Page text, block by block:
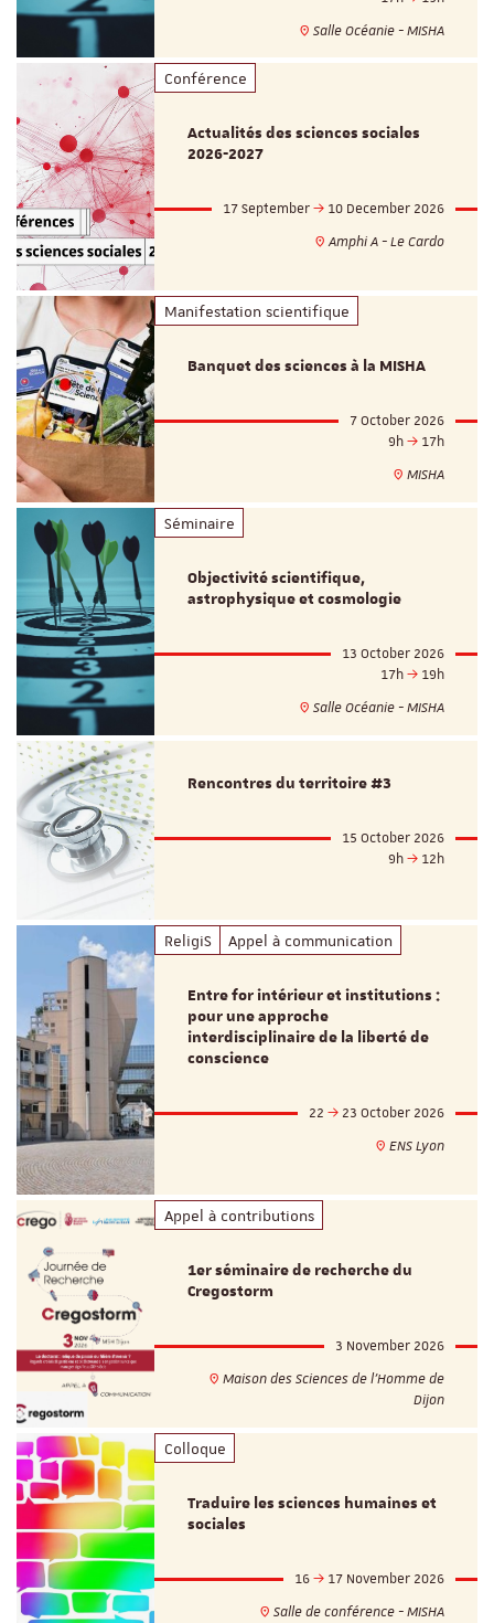
Salle Océanie - MISHA
Conférence
Actualités des sciences sociales
2026-2027
17 September
10 December 2026
Amphi A - Le Cardo
Manifestation scientifique
Banquet des sciences à la MISHA
7 October 2026
9h
17h
MISHA
Séminaire
Objectivité scientifique,
astrophysique et cosmologie
13 October 2026
17h
19h
Salle Océanie - MISHA
Rencontres du territoire #3
15 October 2026
9h
12h
ReligiS Appel à communication
Entre for intérieur et institutions :
pour une approche
interdisciplinaire de la liberté de
conscience
22
23 October 2026
ENS Lyon
Appel à contributions
1er séminaire de recherche du
Cregostorm
3 November 2026
Maison des Sciences de l'Homme de
Dijon
Colloque
Traduire les sciences humaines et
sociales
16
17 November 2026
Salle de conférence - MISHA